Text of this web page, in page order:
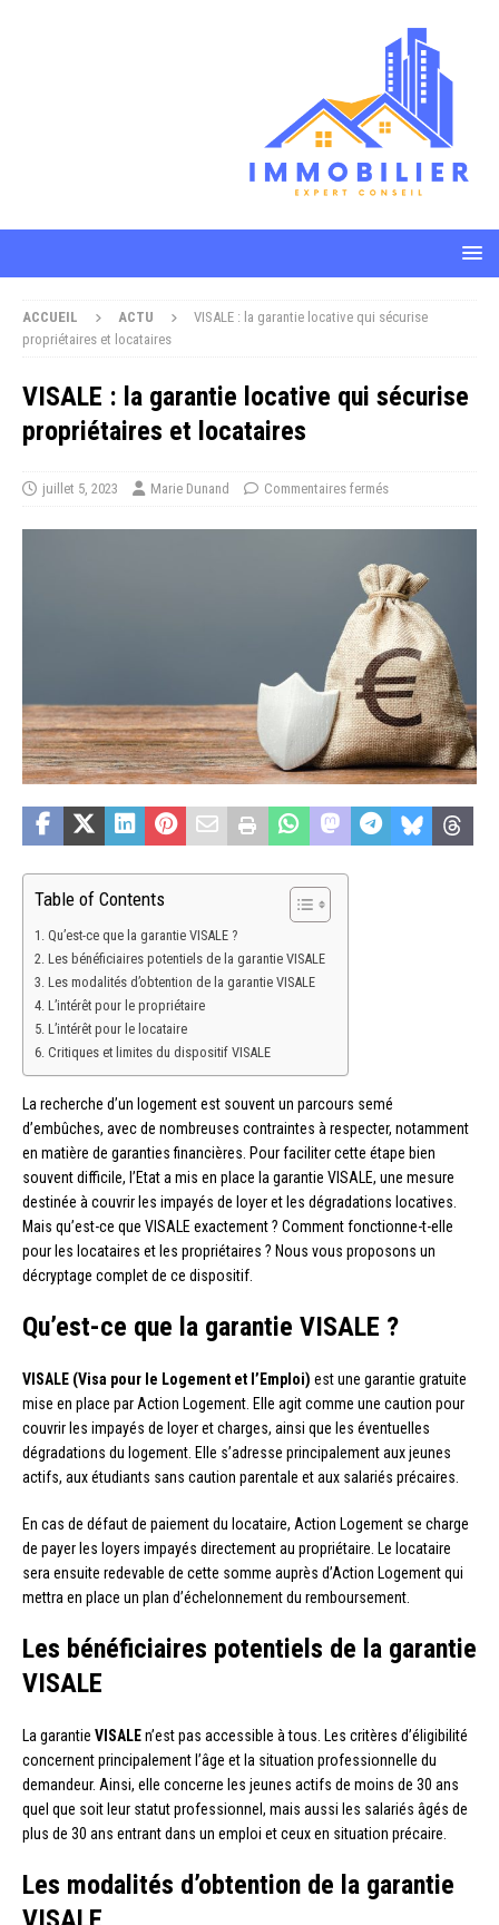
ACCUEIL ACTU
VISALE : la garantie locative qui sécurise
propriétaires et locataires
VISALE : la garantie locative qui sécurise
propriétaires et locataires
juillet 5, 2023 Marie Dunand Commentaires fermés
Table of Contents
Qu’est-ce que la garantie VISALE ?
Les bénéficiaires potentiels de la garantie VISALE
Les modalités d’obtention de la garantie VISALE
L’intérêt pour le propriétaire
L’intérêt pour le locataire
Critiques et limites du dispositif VISALE
La recherche d’un logement est souvent un parcours semé
d’embûches, avec de nombreuses contraintes à respecter, notamment
en matière de garanties financières. Pour faciliter cette étape bien
souvent difficile, l’Etat a mis en place la garantie VISALE, une mesure
destinée à couvrir les impayés de loyer et les dégradations locatives.
Mais qu’est-ce que VISALE exactement ? Comment fonctionne-t-elle
pour les locataires et les propriétaires ? Nous vous proposons un
décryptage complet de ce dispositif.
Qu’est-ce que la garantie VISALE ?
VISALE (Visa pour le Logement et l’Emploi) est une garantie gratuite
mise en place par Action Logement. Elle agit comme une caution pour
couvrir les impayés de loyer et charges, ainsi que les éventuelles
dégradations du logement. Elle s’adresse principalement aux jeunes
actifs, aux étudiants sans caution parentale et aux salariés précaires.
En cas de défaut de paiement du locataire, Action Logement se charge
de payer les loyers impayés directement au propriétaire. Le locataire
sera ensuite redevable de cette somme auprès d’Action Logement qui
mettra en place un plan d’échelonnement du remboursement.
Les bénéficiaires potentiels de la garantie
VISALE
La garantie VISALEn’est pas accessible à tous. Les critères d’éligibilité
concernent principalement l’âge et la situation professionnelle du
demandeur. Ainsi, elle concerne les jeunes actifs de moins de 30 ans
quel que soit leur statut professionnel, mais aussi les salariés âgés de
plus de 30 ans entrant dans un emploi et ceux en situation précaire.
Les modalités d’obtention de la garantie